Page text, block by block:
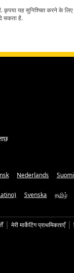
यह सुनिश्चित करने के
सकता है.
Nederlands Suomi
Svenska தமிழ்
मेरी मार्केटिंग प्राथमिकताएँ